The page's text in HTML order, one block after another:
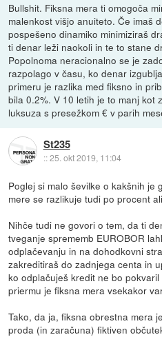
Bullshit. Fiksna mera ti omogoča
malenkost višjo anuiteto. Če imaš
pospešeno dinamiko minimiziraš
ti denar leži naokoli in te to stane
Popolnoma neracionalno se je
razpolago v času, ko denar
primeru je razlika med fiksno in
bila 0.2%. V 10 letih je to manj kot
luksuza s presežkom € v parih
St235
::25. okt 2019, 11:04
Poglej si malo ševilke o kakšnih je
mere se razlikuje tudi po procent
Nihče tudi ne govori o tem, da ti
tveganje sprememb EUROBOR
odplačevanju in na dohodkovni
zakreditiraš do zadnjega centa in
ko odplačuješ kredit ne bo
priermu je fiksna mera vsekakor
Tako, da ja, fiksna obrestna mera
proda (in zaračuna) fiktiven